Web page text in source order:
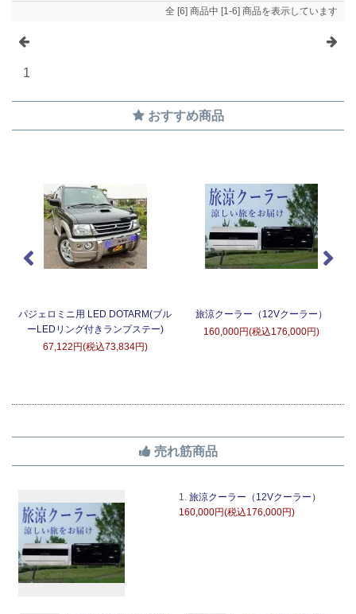
全 [6] 商品中 [1-6] 商品を表示しています
1
おすすめ商品
パジェロミニ用 LED DOTARM(ブル
ーLEDリング付きランプステー)
67,122円(税込73,834円)
旅涼クーラー（12Vクーラー）
160,000円(税込176,000円)
売れ筋商品
1.旅涼クーラー（12Vクーラー）
160,000円(税込176,000円)